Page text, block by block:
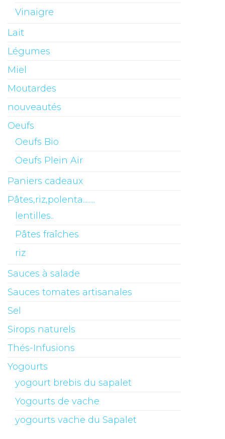
Vinaigre
Lait
Légumes
Miel
Moutardes
nouveautés
Oeufs
Oeufs Bio
Oeufs Plein Air
Paniers cadeaux
Pâtes,riz,polenta........
lentilles..
Pâtes fraîches
riz
Sauces à salade
Sauces tomates artisanales
Sel
Sirops naturels
Thés-Infusions
Yogourts
yogourt brebis du sapalet
Yogourts de vache
yogourts vache du Sapalet